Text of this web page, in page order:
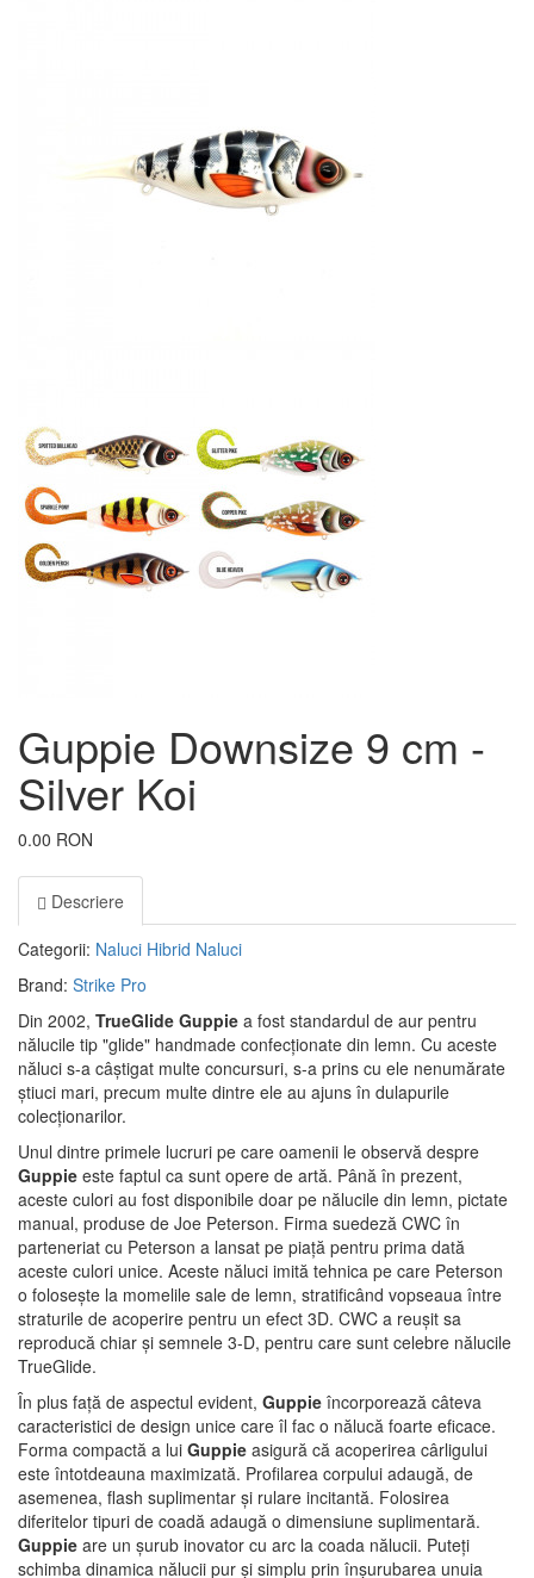
Guppie Downsize 9 cm -
Silver Koi
0.00 RON
Descriere
Categorii: Naluci Hibrid Naluci
Brand: Strike Pro
Din 2002, TrueGlide Guppie a fost standardul de aur pentru
nălucile tip "glide" handmade confecționate din lemn. Cu aceste
năluci s-a câștigat multe concursuri, s-a prins cu ele nenumărate
știuci mari, precum multe dintre ele au ajuns în dulapurile
colecționarilor.
Unul dintre primele lucruri pe care oamenii le observă despre
Guppie este faptul ca sunt opere de artă. Până în prezent,
aceste culori au fost disponibile doar pe nălucile din lemn, pictate
manual, produse de Joe Peterson. Firma suedeză CWC în
parteneriat cu Peterson a lansat pe piață pentru prima dată
aceste culori unice. Aceste năluci imită tehnica pe care Peterson
o folosește la momelile sale de lemn, stratificând vopseaua între
straturile de acoperire pentru un efect 3D. CWC a reușit sa
reproducă chiar și semnele 3-D, pentru care sunt celebre nălucile
TrueGlide.
În plus față de aspectul evident, Guppie încorporează câteva
caracteristici de design unice care îl fac o nălucă foarte eficace.
Forma compactă a lui Guppie asigură că acoperirea cârligului
este întotdeauna maximizată. Profilarea corpului adaugă, de
asemenea, flash suplimentar și rulare incitantă. Folosirea
diferitelor tipuri de coadă adaugă o dimensiune suplimentară.
Guppie are un șurub inovator cu arc la coada nălucii. Puteți
schimba dinamica nălucii pur și simplu prin înșurubarea unuia